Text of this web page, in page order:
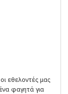
εθελοντές μας
φαγητά για